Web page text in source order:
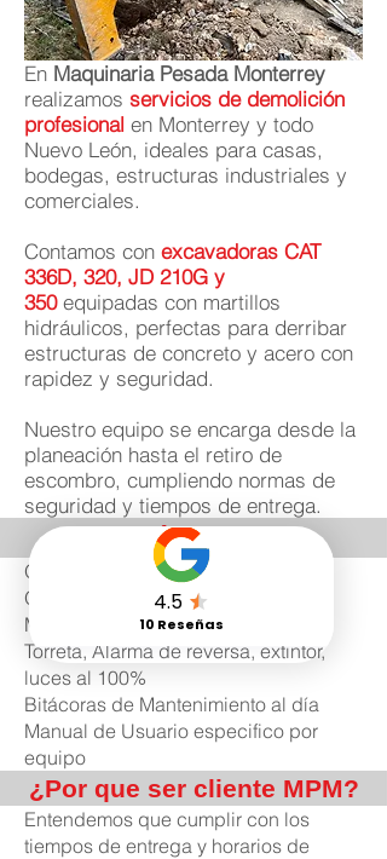
En Maquinaria Pesada Monterrey
realizamos servicios de demolición
profesional en Monterrey y todo
Nuevo León, ideales para casas,
bodegas, estructuras industriales y
comerciales.
Contamos con excavadoras CAT
336D, 320, JD 210G y
350 equipadas con martillos
hidráulicos, perfectas para derribar
estructuras de concreto y acero con
rapidez y seguridad.
Nuestro equipo se encarga desde la
planeación hasta el retiro de
escombro, cumpliendo normas de
seguridad y tiempos de entrega.
¿Qué incluye?
Operador con seguro
Operador con Certificado DC3
Maquina con seguro
Torreta, Alarma de reversa, extintor,
luces al 100%
Bitácoras de Mantenimiento al día
Manual de Usuario especifico por
equipo
¿Por que ser cliente MPM?
Entendemos que cumplir con los
tiempos de entrega y horarios de